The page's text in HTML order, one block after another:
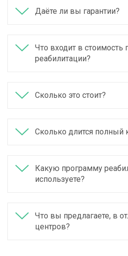
Даёте ли вы гарантии?
Что входит в стоимость
реабилитации?
Сколько это стоит?
Сколько длится полный
Какую программу
используете?
Что вы предлагаете, в
центров?